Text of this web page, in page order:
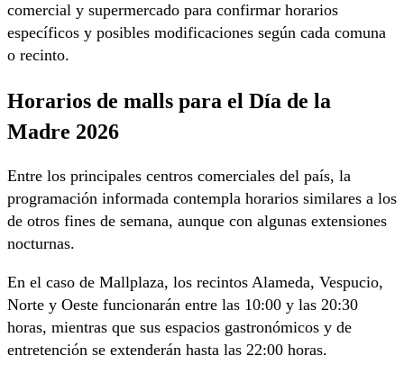
comercial y supermercado para confirmar horarios
específicos y posibles modificaciones según cada comuna
o recinto.
Horarios de malls para el Día de la
Madre 2026
Entre los principales centros comerciales del país, la
programación informada contempla horarios similares a los
de otros fines de semana, aunque con algunas extensiones
nocturnas.
En el caso de Mallplaza, los recintos Alameda, Vespucio,
Norte y Oeste funcionarán entre las 10:00 y las 20:30
horas, mientras que sus espacios gastronómicos y de
entretención se extenderán hasta las 22:00 horas.